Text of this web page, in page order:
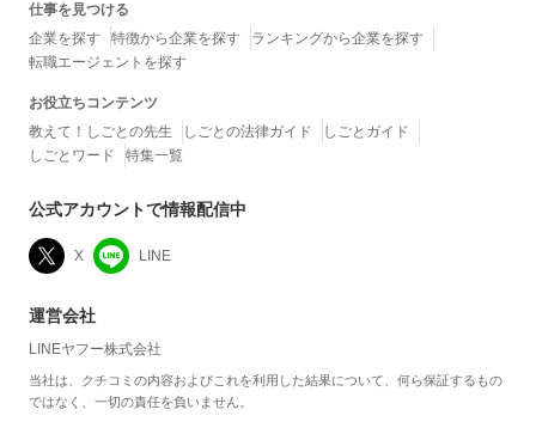
仕事を見つける
企業を探す
特徴から企業を探す
ランキングから企業を探す
転職エージェントを探す
お役立ちコンテンツ
教えて！しごとの先生
しごとの法律ガイド
しごとガイド
しごとワード
特集一覧
公式アカウントで情報配信中
X LINE
運営会社
LINEヤフー株式会社
当社は、クチコミの内容およびこれを利用した結果について、何ら保証するもの
ではなく、一切の責任を負いません。